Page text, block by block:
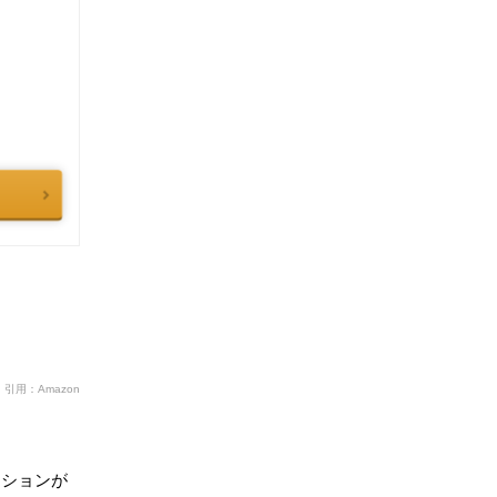
引用：Amazon
ョンが